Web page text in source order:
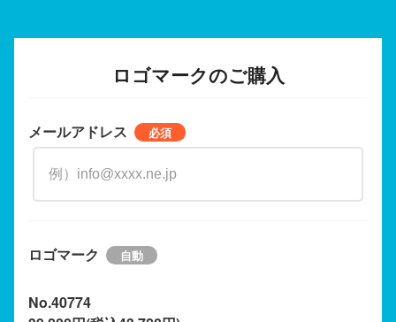
ロゴマークのご購入
メールアドレス
ロゴマーク
No.40774